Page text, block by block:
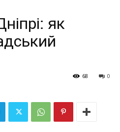
як
0
68